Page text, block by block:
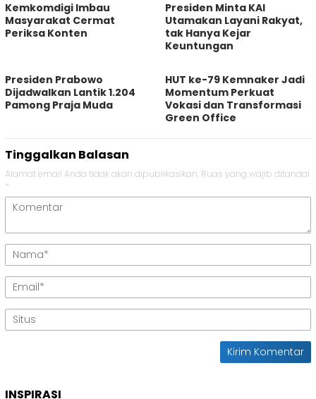
Kemkomdigi Imbau
Masyarakat Cermat
Periksa Konten
Presiden Minta KAI
Utamakan Layani Rakyat,
tak Hanya Kejar
Keuntungan
Presiden Prabowo
Dijadwalkan Lantik 1.204
Pamong Praja Muda
HUT ke-79 Kemnaker Jadi
Momentum Perkuat
Vokasi dan Transformasi
Green Office
Tinggalkan Balasan
Alamat email Anda tidak akan dipublikasikan. Ruas yang wajib ditandai
*
INSPIRASI